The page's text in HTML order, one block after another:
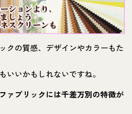
クの質感、デザインやカラーもた
いいかもしれないですね。
ァブリックには千差万別の特徴が